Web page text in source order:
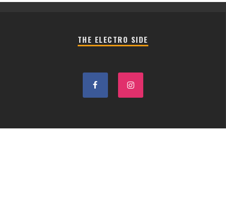
THE ELECTRO SIDE